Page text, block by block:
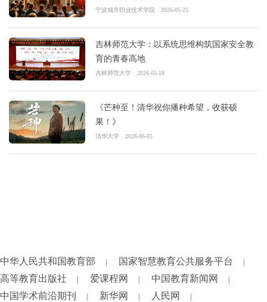
宁波城市职业技术学院 2026-05-25
吉林师范大学：以系统思维构筑国家安全教
育的青春高地
吉林师范大学 2026-05-18
《芒种至！清华祝你播种希望，收获硕
果！》
清华大学 2026-06-05
中华人民共和国教育部 国家智慧教育公共服务平台
高等教育出版社 爱课程网 中国教育新闻网
中国学术前沿期刊 新华网 人民网